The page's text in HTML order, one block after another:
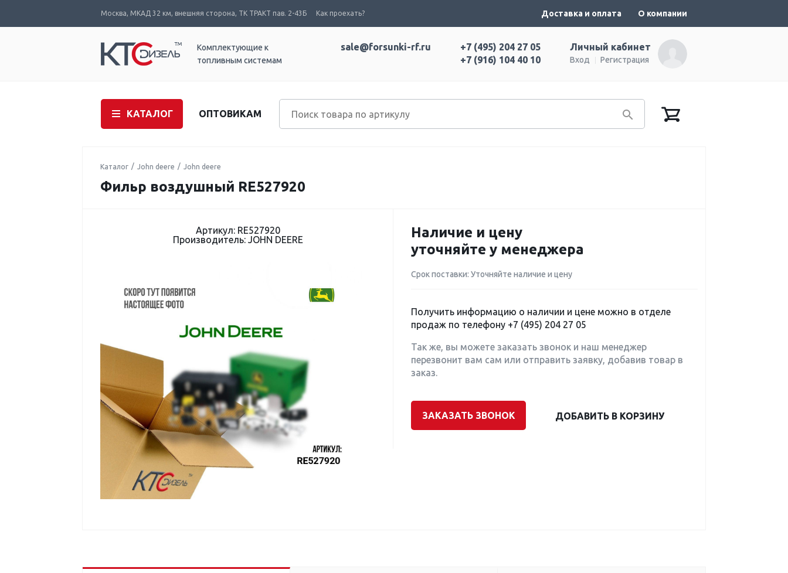
Москва, МКАД 32 км, внешняя сторона, ТК ТРАКТ пав. 2-43Б Как проехать? Доставка и оплата О компании
Комплектующие к
топливным системам
Личный кабинет
Вход Регистрация
+7 (495) 204 27 05
+7 (916) 104 40 10
sale@forsunki-rf.ru
КАТАЛОГ ОПТОВИКАМ
Каталог John deere John deere
Фильр воздушный RE527920
Артикул: RE527920
Производитель: JOHN DEERE
Наличие и цену
уточняйте у менеджера
Срок поставки: Уточняйте наличие и цену
Получить информацию о наличии и цене можно в отделе
продаж по телефону +7 (495) 204 27 05
Так же, вы можете заказать звонок и наш менеджер
перезвонит вам сам или отправить заявку, добавив товар в
заказ.
ЗАКАЗАТЬ ЗВОНОК ДОБАВИТЬ В КОРЗИНУ